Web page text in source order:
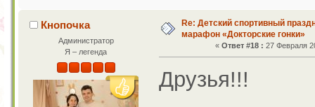
Кнопочка
Администратор
Я – легенда
Re: Детский спортивный
марафон «Докторские гонки»
« Ответ #18 : 27 Февраля
Друзья!!!